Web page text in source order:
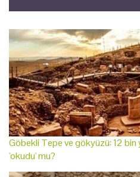
Göbekli Tepe ve gökyüzü: 12 bin
'okudu' mu?